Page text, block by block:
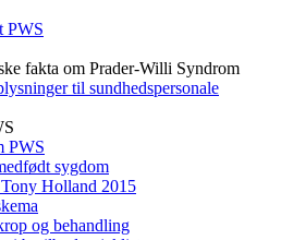
PWS
fakta om Prader-Willi Syndrom
til sundhedspersonale
PWS
sygdom
Holland 2015
og behandling